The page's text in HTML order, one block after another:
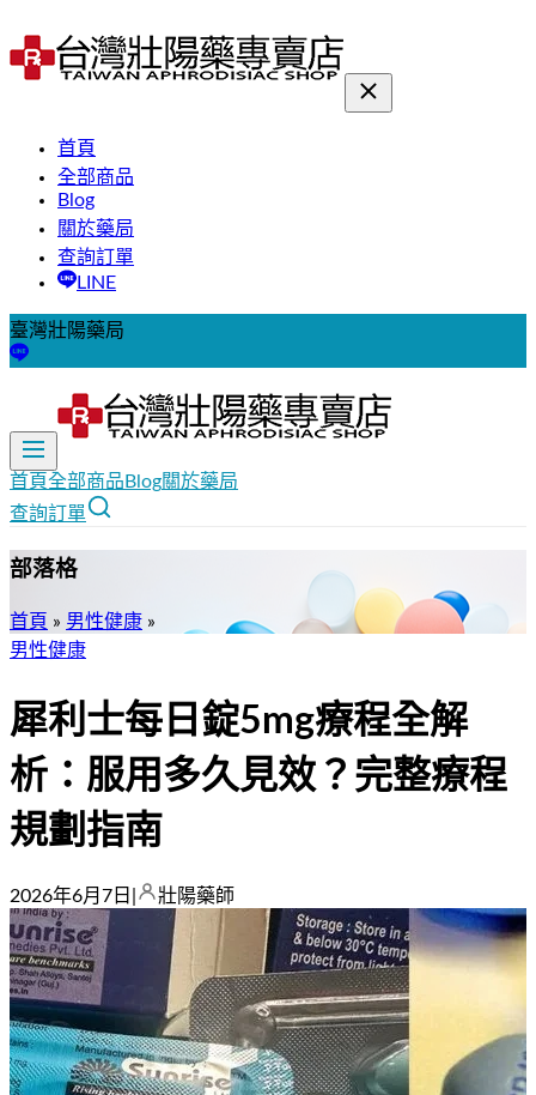
首頁
全部商品
Blog
關於藥局
查詢訂單
LINE
臺灣壯陽藥局
首頁全部商品 Blog關於藥局
查詢訂單
部落格
首頁 » 男性健康 »
男性健康
犀利士每日錠5mg療程全解
析：服用多久見效？完整療程
規劃指南
2026年6月7日 壯陽藥師